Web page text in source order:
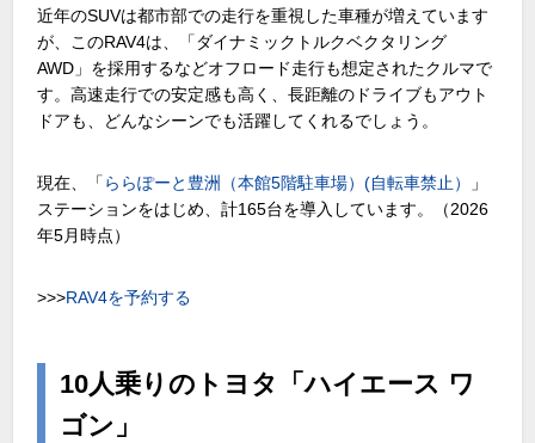
近年のSUVは都市部での走行を重視した車種が増えています
が、このRAV4は、「ダイナミックトルクベクタリング
AWD」を採用するなどオフロード走行も想定されたクルマで
す。高速走行での安定感も高く、長距離のドライブもアウト
ドアも、どんなシーンでも活躍してくれるでしょう。
現在、「 ららぽーと豊洲（本館5階駐車場）(自転車禁止）
」
ステーションをはじめ、計165台を導入しています。（2026
年5月時点）
>>>RAV4を予約する
10人乗りのトヨタ「ハイエース ワ
ゴン」